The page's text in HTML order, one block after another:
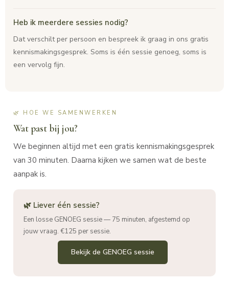
Heb ik meerdere sessies nodig?
Dat verschilt per persoon en bespreek ik graag in ons gratis
kennismakingsgesprek. Soms is één sessie genoeg, soms is
een vervolg fijn.
🌿 HOE WE SAMENWERKEN
Wat past bij jou?
We beginnen altijd met een gratis kennismakingsgesprek
van 30 minuten. Daarna kijken we samen wat de beste
aanpak is.
🌿 Liever één sessie?
Een losse GENOEG sessie — 75 minuten, afgestemd op
jouw vraag. €125 per sessie.
Bekijk de GENOEG sessie